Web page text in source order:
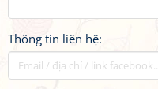
Thông tin liên hệ: